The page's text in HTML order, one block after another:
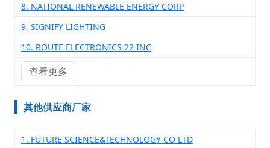
8. NATIONAL RENEWABLE ENERGY CORP
9. SIGNIFY LIGHTING
10. ROUTE ELECTRONICS 22 INC
查看更多
其他供应商厂家
1. FUTURE SCIENCE&TECHNOLOGY CO LTD